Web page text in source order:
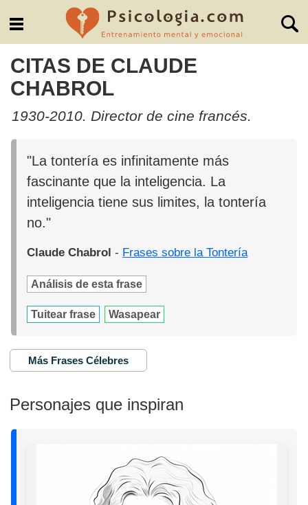
CITAS DE CLAUDE
CHABROL
1930-2010. Director de cine francés.
"La tontería es infinitamente más
fascinante que la inteligencia. La
inteligencia tiene sus limites, la tontería
no."
Claude Chabrol - Frases sobre la Tontería
Análisis de esta frase
Tuitear frase Wasapear
Más Frases Célebres
Personajes que inspiran